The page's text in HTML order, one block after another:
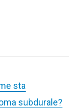
sta
subdurale?